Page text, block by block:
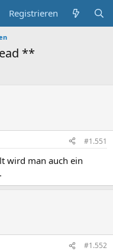
Registrieren
**
#1.551
wird man auch ein
#1.552